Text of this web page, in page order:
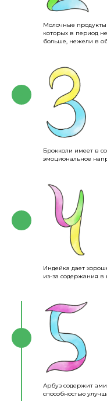
Молочные
которых в период
больше, нежели в
Брокколи имеет в
эмоциональное
Индейка дает
из-за содержания
Арбуз содержит
способностью